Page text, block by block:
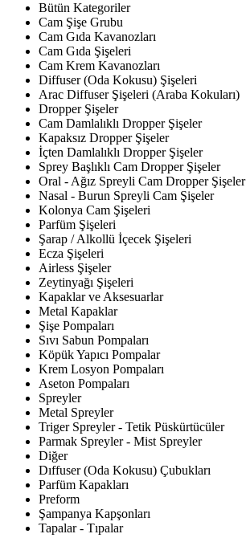
Bütün Kategoriler
Cam Şişe Grubu
Cam Gıda Kavanozları
Cam Gıda Şişeleri
Cam Krem Kavanozları
Diffuser (Oda Kokusu) Şişeleri
Arac Diffuser Şişeleri (Araba Kokuları)
Dropper Şişeler
Cam Damlalıklı Dropper Şişeler
Kapaksız Dropper Şişeler
İçten Damlalıklı Dropper Şişeler
Sprey Başlıklı Cam Dropper Şişeler
Oral - Ağız Spreyli Cam Dropper Şişeler
Nasal - Burun Spreyli Cam Şişeler
Kolonya Cam Şişeleri
Parfüm Şişeleri
Şarap / Alkollü İçecek Şişeleri
Ecza Şişeleri
Airless Şişeler
Zeytinyağı Şişeleri
Kapaklar ve Aksesuarlar
Metal Kapaklar
Şişe Pompaları
Sıvı Sabun Pompaları
Köpük Yapıcı Pompalar
Krem Losyon Pompaları
Aseton Pompaları
Spreyler
Metal Spreyler
Triger Spreyler - Tetik Püskürtücüler
Parmak Spreyler - Mist Spreyler
Diğer
Dıffuser (Oda Kokusu) Çubukları
Parfüm Kapakları
Preform
Şampanya Kapşonları
Tapalar - Tıpalar